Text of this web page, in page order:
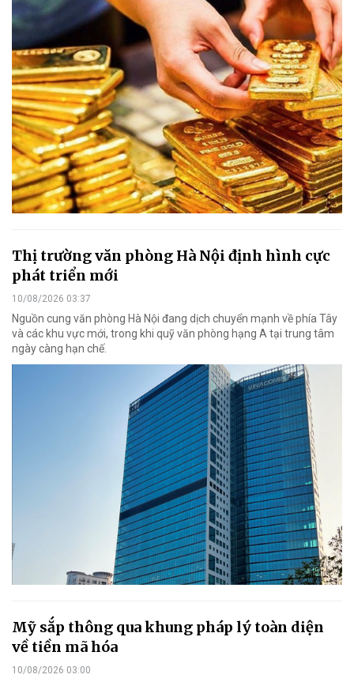
Thị trường văn phòng Hà Nội định hình cực
phát triển mới
10/08/2026 03:37
Nguồn cung văn phòng Hà Nội đang dịch chuyển mạnh về phía Tây
và các khu vực mới, trong khi quỹ văn phòng hạng A tại trung tâm
ngày càng hạn chế.
Mỹ sắp thông qua khung pháp lý toàn diện
về tiền mã hóa
10/08/2026 03:00